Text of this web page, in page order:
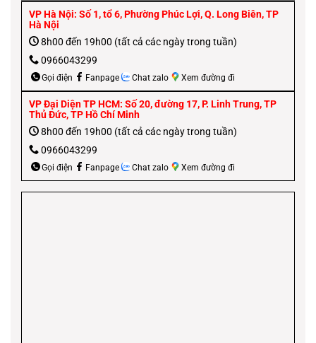
VP Hà Nội: Số 1, tổ 6, Phường Phúc Lợi, Q. Long Biên, TP
Hà Nội
8h00 đến 19h00 (tất cả các ngày trong tuần)
0966043299
Gọi điện Fanpage Chat zalo Xem đường đi
VP Đại Diện TP HCM: Số 20, đường 17, P. Linh Trung, TP
Thủ Đức, TP Hồ Chí Minh
8h00 đến 19h00 (tất cả các ngày trong tuần)
0966043299
Gọi điện Fanpage Chat zalo Xem đường đi